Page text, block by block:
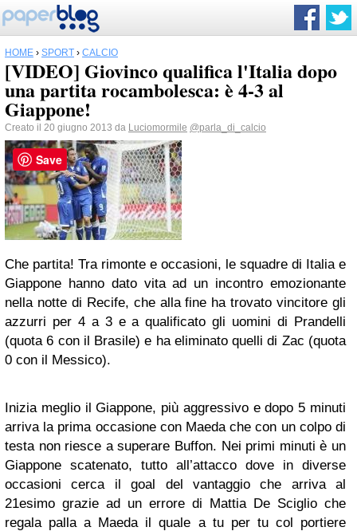
HOME › SPORT › CALCIO
[VIDEO] Giovinco qualifica l'Italia dopo
una partita rocambolesca: è 4-3 al
Giappone!
Creato il 20 giugno 2013 da Luciomormile @parla_di_calcio
Che partita! Tra rimonte e occasioni, le squadre di Italia e
Giappone hanno dato vita ad un incontro emozionante
nella notte di Recife, che alla fine ha trovato vincitore gli
azzurri per 4 a 3 e a qualificato gli uomini di Prandelli
(quota 6 con il Brasile) e ha eliminato quelli di Zac (quota
0 con il Messico).
Inizia meglio il Giappone, più aggressivo e dopo 5 minuti
arriva la prima occasione con Maeda che con un colpo di
testa non riesce a superare Buffon. Nei primi minuti è un
Giappone scatenato, tutto all’attacco dove in diverse
occasioni cerca il goal del vantaggio che arriva al
21esimo grazie ad un errore di Mattia De Sciglio che
regala palla a Maeda il quale a tu per tu col portiere
Save